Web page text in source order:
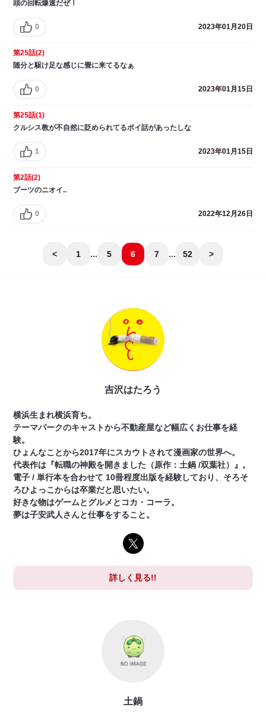
頭の回転爆速だぜ！
0 2023年01月20日
第25話(2)
随分と駆け足な感じに畳に来てるなぁ
0 2023年01月15日
第25話(1)
クルシス教が不自然に貶められてるポイ話があったしな
1 2023年01月15日
第2話(2)
ブーツのニオイ..
0 2022年12月26日
< 1 ... 5 6 7 ... 52 >
吉沢はたろう
横浜生まれ横浜育ち。
テーマパークのキャストから不動産屋など幅広くお仕事を経
験。
ひょんなことから2017年にスカウトされて漫画家の世界へ。
代表作は『転職の神殿を開きました（原作：土鍋 /双葉社）』。
電子 / 単行本を合わせて 10冊程度出版を経験しており、そろそ
ろひよっこからは卒業だと思いたい。
好きな物はゲームとグルメとコカ・コーラ。
夢は子安武人さんと仕事をすること。
詳しく見る!!
土鍋